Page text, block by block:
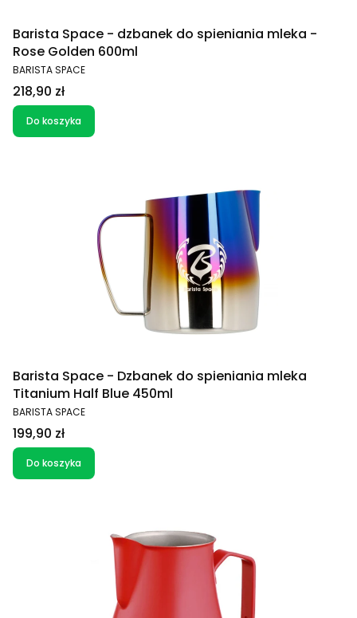
Barista Space - dzbanek do spieniania mleka -
Rose Golden 600ml
PRODUCENT
BARISTA SPACE
Cena
218,90 zł
Do koszyka
Barista Space - Dzbanek do spieniania mleka
Titanium Half Blue 450ml
PRODUCENT
BARISTA SPACE
Cena
199,90 zł
Do koszyka